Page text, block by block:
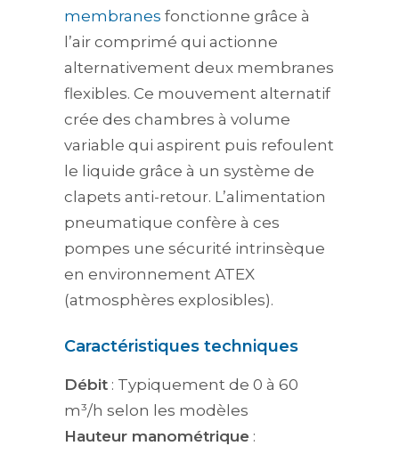
membranes fonctionne grâce à
l’air comprimé qui actionne
alternativement deux membranes
flexibles. Ce mouvement alternatif
crée des chambres à volume
variable qui aspirent puis refoulent
le liquide grâce à un système de
clapets anti-retour. L’alimentation
pneumatique confère à ces
pompes une sécurité intrinsèque
en environnement ATEX
(atmosphères explosibles).
Caractéristiques techniques
Débit : Typiquement de 0 à 60
m³/h selon les modèles
Hauteur manométrique :